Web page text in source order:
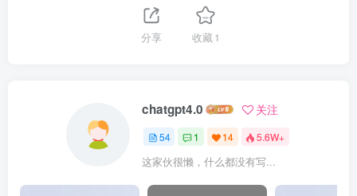
分享 收藏1
chatgpt4.0 关注
54 1 14 5.6W+
这家伙很懒，什么都没有写...